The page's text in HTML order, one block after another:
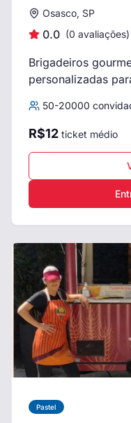
Osasco, SP
0.0 (0 avaliações)
Brigadeiros
personalizadas
50-20000
R$12 ticket médio
Pastel